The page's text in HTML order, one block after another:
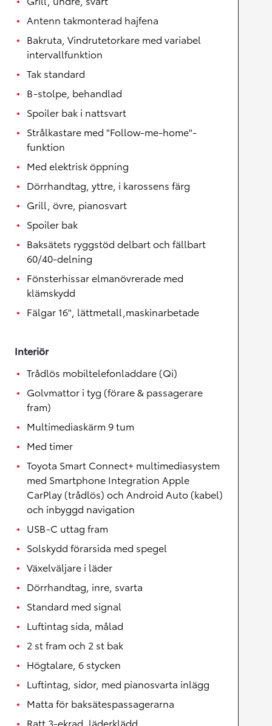
Antenn takmonterad hajfena
Bakruta, Vindrutetorkare med variabel
intervallfunktion
Tak standard
B-stolpe, behandlad
Spoiler bak i nattsvart
Strålkastare med "Follow-me-home"-
funktion
Med elektrisk öppning
Dörrhandtag, yttre, i karossens färg
Grill, övre, pianosvart
Spoiler bak
Baksätets ryggstöd delbart och fällbart
60/40-delning
Fönsterhissar elmanövrerade med
klämskydd
Fälgar 16", lättmetall,maskinarbetade
Interiör
Trådlös mobiltelefonladdare (Qi)
Golvmattor i tyg (förare & passagerare
fram)
Multimediaskärm 9 tum
Med timer
Toyota Smart Connect+ multimediasystem
med Smartphone Integration Apple
CarPlay (trådlös) och Android Auto (kabel)
och inbyggd navigation
USB-C uttag fram
Solskydd förarsida med spegel
Växelväljare i läder
Dörrhandtag, inre, svarta
Standard med signal
Luftintag sida, målad
2 st fram och 2 st bak
Högtalare, 6 stycken
Luftintag, sidor, med pianosvarta inlägg
Matta för baksätespassagerarna
Ratt 3-ekrad, läderklädd